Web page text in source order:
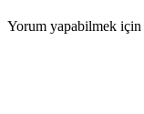
Yorum yapabilmek için